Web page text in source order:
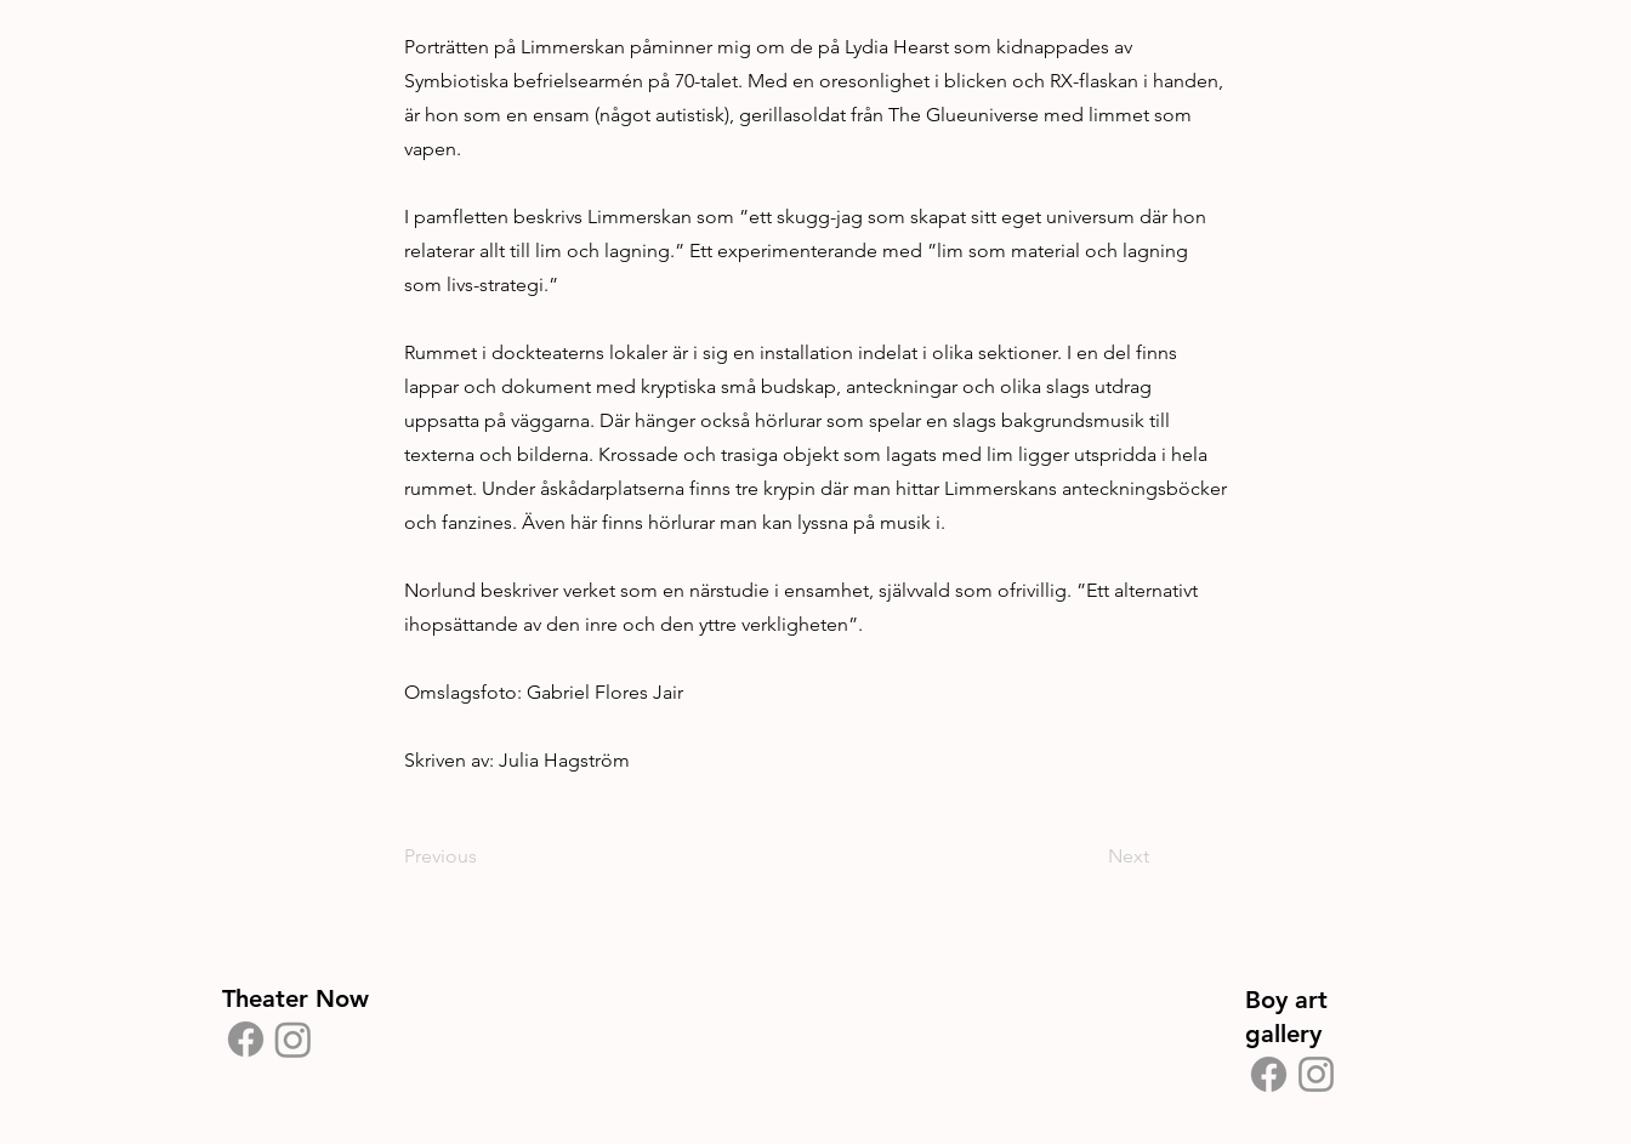
Porträtten på Limmerskan påminner mig om de på Lydia Hearst som kidnappades av
Symbiotiska befrielsearmén på 70-talet. Med en oresonlighet i blicken och RX-flaskan i handen,
är hon som en ensam (något autistisk), gerillasoldat från The Glueuniverse med limmet som
vapen.
I pamfletten beskrivs Limmerskan som ”ett skugg-jag som skapat sitt eget universum där hon
relaterar allt till lim och lagning.” Ett experimenterande med ”lim som material och lagning
som livs-strategi.”
Rummet i dockteaterns lokaler är i sig en installation indelat i olika sektioner. I en del finns
lappar och dokument med kryptiska små budskap, anteckningar och olika slags utdrag
uppsatta på väggarna. Där hänger också hörlurar som spelar en slags bakgrundsmusik till
texterna och bilderna. Krossade och trasiga objekt som lagats med lim ligger utspridda i hela
rummet. Under åskådarplatserna finns tre krypin där man hittar Limmerskans anteckningsböcker
och fanzines. Även här finns hörlurar man kan lyssna på musik i.
Norlund beskriver verket som en närstudie i ensamhet, självvald som ofrivillig. ”Ett alternativt
ihopsättande av den inre och den yttre verkligheten”.
Omslagsfoto: Gabriel Flores Jair
Skriven av: Julia Hagström
Previous Next
Theater Now
Boy art
gallery